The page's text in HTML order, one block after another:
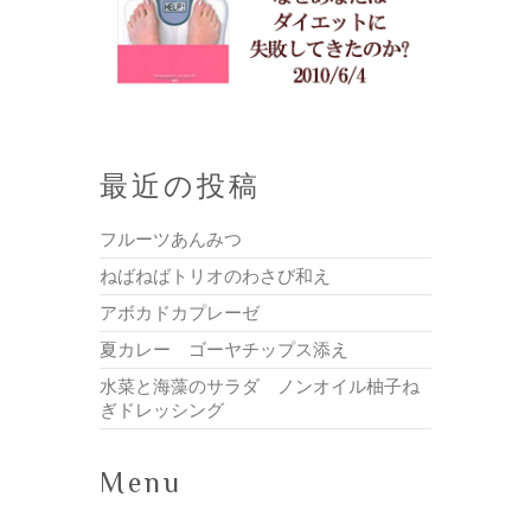
最近の投稿
フルーツあんみつ
ねばねばトリオのわさび和え
アボカドカプレーゼ
夏カレー ゴーヤチップス添え
水菜と海藻のサラダ ノンオイル柚子ね
ぎドレッシング
Menu